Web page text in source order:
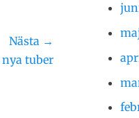
Nästa →
nya tuber